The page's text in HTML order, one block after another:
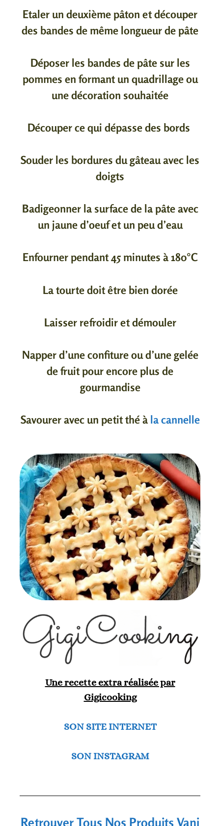
Etaler un deuxième pâton et découper
des bandes de même longueur de pâte
Déposer les bandes de pâte sur les
pommes en formant un quadrillage ou
une décoration souhaitée
Découper ce qui dépasse des bords
Souder les bordures du gâteau avec les
doigts
Badigeonner la surface de la pâte avec
un jaune d’oeuf et un peu d’eau
Enfourner pendant 45 minutes à 180°C
La tourte doit être bien dorée
Laisser refroidir et démouler
Napper d’une confiture ou d’une gelée
de fruit pour encore plus de
gourmandise
Savourer avec un petit thé à la cannelle
Une recette extra réalisée par
Gigicooking
SON SITE INTERNET
SON INSTAGRAM
Retrouver Tous Nos Produits Vani